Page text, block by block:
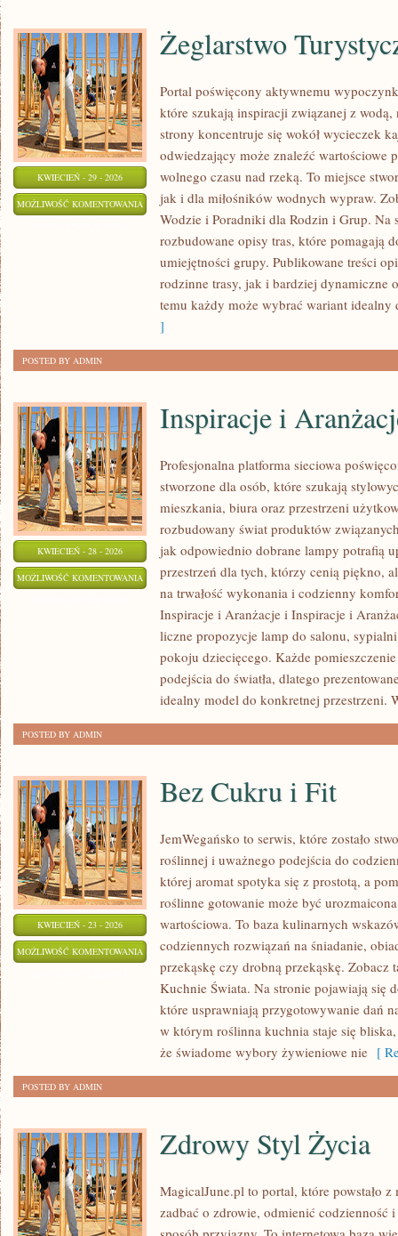
KWIECIEŃ - 29 - 2026
MOŻLIWOŚĆ KOMENTOWANIA ŻEGLARSTWO
TURYSTYCZNE
Żeglarstwo
Portal poświęcony aktywnemu
które szukają inspiracji związanej z
strony koncentruje się wokół wycieczek
odwiedzający może znaleźć wartościowe
wolnego czasu nad rzeką. To miejsce
jak i dla miłośników wodnych wypraw.
Wodzie i Poradniki dla Rodzin i Grup. Na
rozbudowane opisy tras, które pomagają
umiejętności grupy. Publikowane treści
rodzinne trasy, jak i bardziej dynamiczne
temu każdy może wybrać wariant idealny
]
POSTED BY ADMIN
KWIECIEŃ - 28 - 2026
MOŻLIWOŚĆ KOMENTOWANIA INSPIRACJE
ARANŻACJE
Inspiracje i
Profesjonalna platforma sieciowa
stworzone dla osób, które szukają
mieszkania, biura oraz przestrzeni
rozbudowany świat produktów
jak odpowiednio dobrane lampy potrafią
przestrzeń dla tych, którzy cenią piękno,
na trwałość wykonania i codzienny
Inspiracje i Aranżacje i Inspiracje i
liczne propozycje lamp do salonu,
pokoju dziecięcego. Każde
podejścia do światła, dlatego
idealny model do konkretnej przestrzeni.
POSTED BY ADMIN
KWIECIEŃ - 23 - 2026
MOŻLIWOŚĆ KOMENTOWANIA
CUKRU
Bez Cukru i Fit
JemWegańsko to serwis, które zostało
roślinnej i uważnego podejścia do
której aromat spotyka się z prostotą, a
roślinne gotowanie może być
wartościowa. To baza kulinarnych
codziennych rozwiązań na śniadanie,
przekąskę czy drobną przekąskę. Zobacz
Kuchnie Świata. Na stronie pojawiają się
które usprawniają przygotowywanie dań
w którym roślinna kuchnia staje się
że świadome wybory żywieniowe nie [
POSTED BY ADMIN
Zdrowy Styl Życia
MagicalJune.pl to portal, które powstało
zadbać o zdrowie, odmienić codzienność